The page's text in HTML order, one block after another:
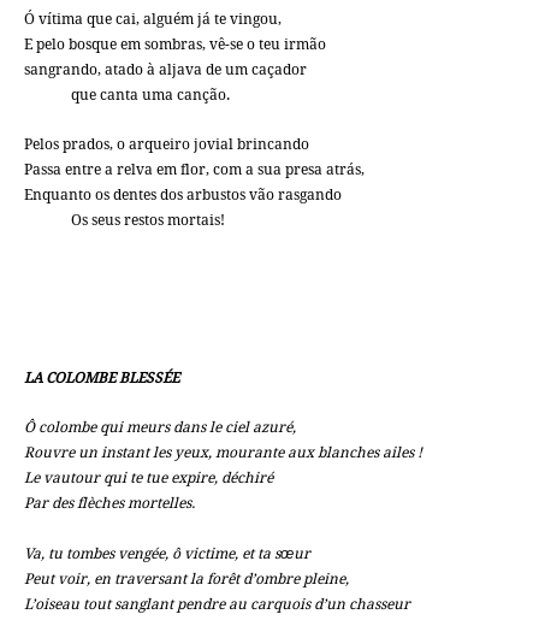
Ó vítima que cai, alguém já te vingou,
E pelo bosque em sombras, vê-se o teu irmão
sangrando, atado à aljava de um caçador
que canta uma canção.
Pelos prados, o arqueiro jovial brincando
Passa entre a relva em flor, com a sua presa atrás,
Enquanto os dentes dos arbustos vão rasgando
Os seus restos mortais!
LA COLOMBE BLESSÉE
Ô colombe qui meurs dans le ciel azuré,
Rouvre un instant les yeux, mourante aux blanches ailes !
Le vautour qui te tue expire, déchiré
Par des flèches mortelles.
Va, tu tombes vengée, ô victime, et ta sœur
Peut voir, en traversant la forêt d’ombre pleine,
L’oiseau tout sanglant pendre au carquois d’un chasseur